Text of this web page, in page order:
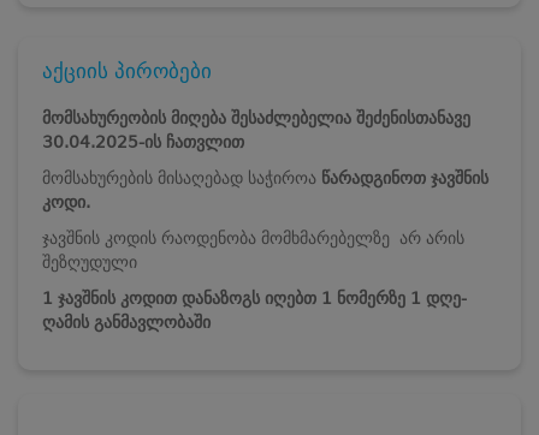
აქციის პირობები
მომსახურეობის მიღება შესაძლებელია შეძენისთანავე
30.04.2025-ის ჩათვლით
მომსახურების მისაღებად საჭიროა წარადგინოთ ჯავშნის
კოდი.
ჯავშნის კოდის რაოდენობა მომხმარებელზე არ არის
შეზღუდული
1 ჯავშნის კოდით დანაზოგს იღებთ 1 ნომერზე 1 დღე-
ღამის განმავლობაში